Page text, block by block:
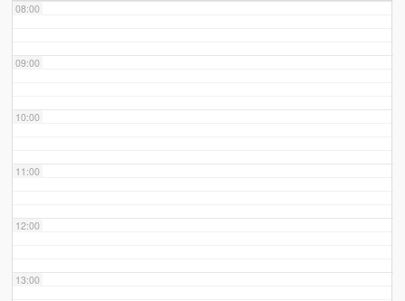
08:00
09:00
10:00
11:00
12:00
13:00